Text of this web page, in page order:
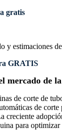
gratis
y estimaciones
GRATIS
mercado de
de corte de
de
creciente
para